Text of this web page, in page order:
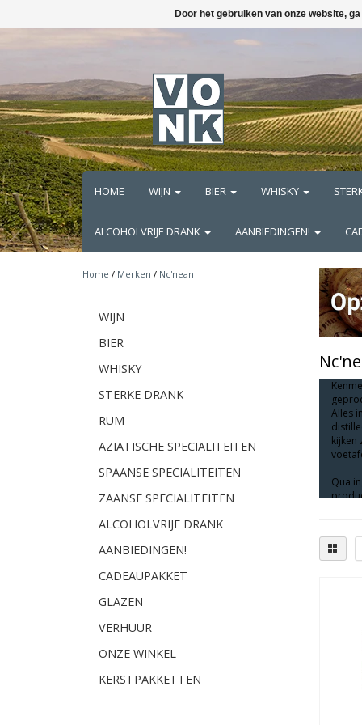
HOME WIJN BIER WHISKY
ALCOHOLVRIJE DRANK AANBIEDINGEN!
Home / Merken / Nc'nean
WIJN
BIER
WHISKY
STERKE DRANK
RUM
AZIATISCHE SPECIALITEITEN
SPAANSE SPECIALITEITEN
ZAANSE SPECIALITEITEN
ALCOHOLVRIJE DRANK
AANBIEDINGEN!
CADEAUPAKKET
GLAZEN
VERHUUR
ONZE WINKEL
KERSTPAKKETTEN
Alles
kijken
Qua
een
Door het gebruiken van onze website,